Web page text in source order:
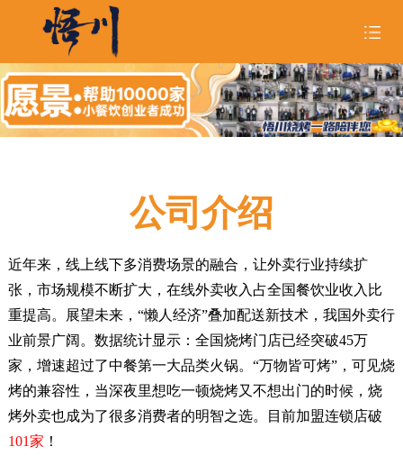
首页
关于悟川 
悟川美食
悟川资讯 
加入我们
公司介绍
近年来，线上线下多消费场景的融合，让外卖行业持续扩
张，市场规模不断扩大，在线外卖收入占全国餐饮业收入比
重提高。展望未来，“懒人经济”叠加配送新技术，我国外卖行
业前景广阔。数据统计显示：全国烧烤门店已经突破45万
家，增速超过了中餐第一大品类火锅。“万物皆可烤”，可见烧
烤的兼容性，当深夜里想吃一顿烧烤又不想出门的时候，烧
烤外卖也成为了很多消费者的明智之选。目前加盟连锁店破
101家 ！